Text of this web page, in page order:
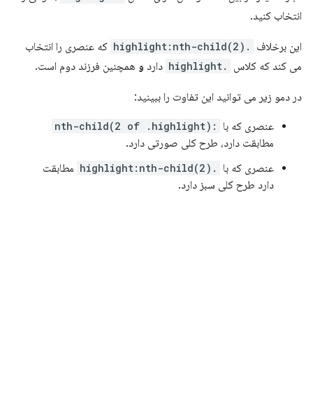
انتخاب کنید.
این برخلاف .highlight:nth-child(2)
که عنصری را انتخاب
می کند که کلاس
.highlight دارد و همچنین فرزند دوم است.
در دمو زیر می توانید این تفاوت را ببینید:
عنصری که با :nth-child(2 of .highlight)
مطابقت دارد، طرح کلی صورتی دارد.
عنصری که با
.highlight:nth-child(2)
مطابقت
دارد طرح کلی سبز دارد.